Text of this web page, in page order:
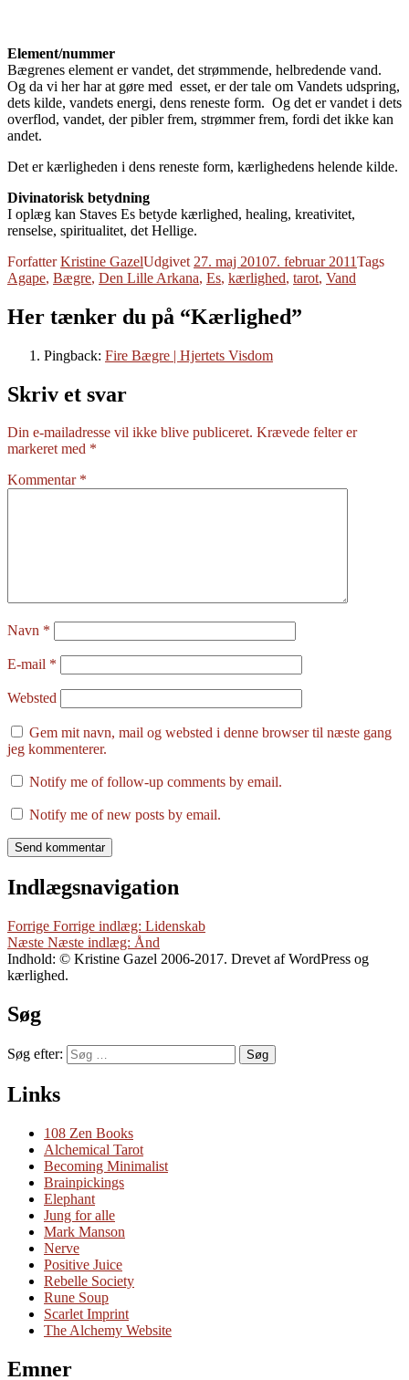
Element/nummer
Bægrenes element er vandet, det strømmende, helbredende vand.
Og da vi her har at gøre med esset, er der tale om Vandets udspring,
dets kilde, vandets energi, dens reneste form. Og det er vandet i dets
overflod, vandet, der pibler frem, strømmer frem, fordi det ikke kan
andet.
Det er kærligheden i dens reneste form, kærlighedens helende kilde.
Divinatorisk betydning
I oplæg kan Staves Es betyde kærlighed, healing, kreativitet,
renselse, spiritualitet, det Hellige.
ForfatterKristine GazelUdgivet 27. maj 20107. februar 2011Tags
Agape, Bægre, Den Lille Arkana, Es, kærlighed, tarot, Vand
Her tænker du på “Kærlighed”
Pingback: Fire Bægre | Hjertets Visdom
Skriv et svar
Din e-mailadresse vil ikke blive publiceret. Krævede felter er
markeret med *
Kommentar *
Navn *
E-mail *
Websted
Gem mit navn, mail og websted i denne browser til næste gang
jeg kommenterer.
Notify me of follow-up comments by email.
Notify me of new posts by email.
Indlægsnavigation
Forrige Forrige indlæg: Lidenskab
Næste Næste indlæg: Ånd
Indhold: © Kristine Gazel 2006-2017. Drevet af WordPress og
kærlighed.
Søg
Søg efter: Søg
Links
108 Zen Books
Alchemical Tarot
Becoming Minimalist
Brainpickings
Elephant
Jung for alle
Mark Manson
Nerve
Positive Juice
Rebelle Society
Rune Soup
Scarlet Imprint
The Alchemy Website
Emner